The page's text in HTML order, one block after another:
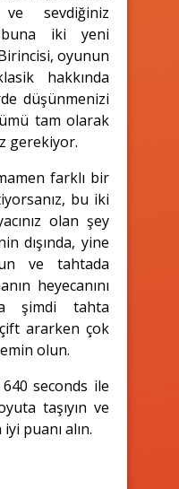
sevdiğiniz
iki yeni
oyunun
hakkında
düşünmenizi
tam olarak
gerekiyor.
farklı bir
bu iki
olan şey
dışında, yine
ve tahtada
heyecanını
şimdi tahta
ararken çok
olun.
seconds ile
taşıyın ve
puanı alın.